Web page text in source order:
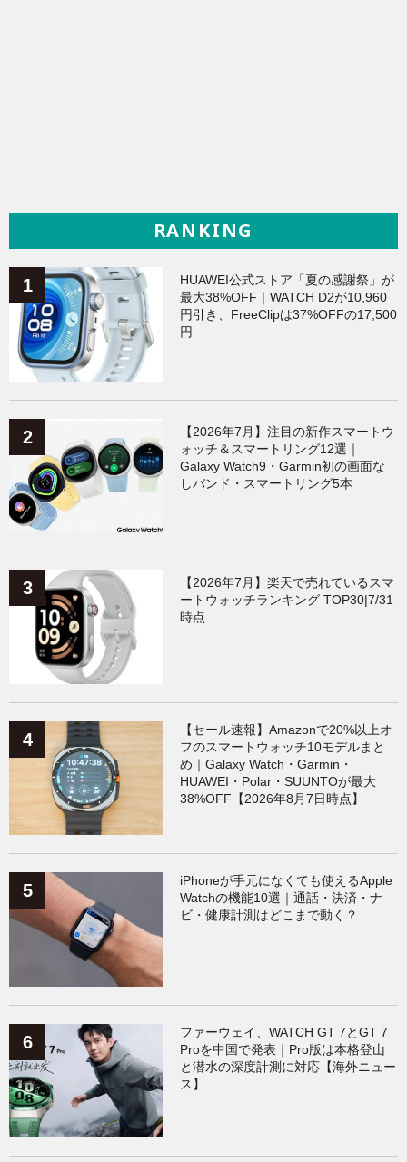
RANKING
HUAWEI公式ストア「夏の感謝祭」が
最大38%OFF｜WATCH D2が10,960
円引き、FreeClipは37%OFFの17,500
円
【2026年7月】注目の新作スマートウ
ォッチ＆スマートリング12選｜
Galaxy Watch9・Garmin初の画面な
しバンド・スマートリング5本
【2026年7月】楽天で売れているスマ
ートウォッチランキング TOP30|7/31
時点
【セール速報】Amazonで20%以上オ
フのスマートウォッチ10モデルまと
め｜Galaxy Watch・Garmin・
HUAWEI・Polar・SUUNTOが最大
38%OFF【2026年8月7日時点】
iPhoneが手元になくても使えるApple
Watchの機能10選｜通話・決済・ナ
ビ・健康計測はどこまで動く？
ファーウェイ、WATCH GT 7とGT 7
Proを中国で発表｜Pro版は本格登山
と潜水の深度計測に対応【海外ニュー
ス】